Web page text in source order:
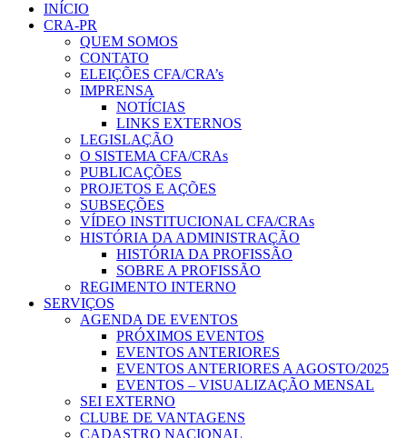
INÍCIO
CRA-PR
QUEM SOMOS
CONTATO
ELEIÇÕES CFA/CRA’s
IMPRENSA
NOTÍCIAS
LINKS EXTERNOS
LEGISLAÇÃO
O SISTEMA CFA/CRAs
PUBLICAÇÕES
PROJETOS E AÇÕES
SUBSEÇÕES
VÍDEO INSTITUCIONAL CFA/CRAs
HISTÓRIA DA ADMINISTRAÇÃO
HISTÓRIA DA PROFISSÃO
SOBRE A PROFISSÃO
REGIMENTO INTERNO
SERVIÇOS
AGENDA DE EVENTOS
PRÓXIMOS EVENTOS
EVENTOS ANTERIORES
EVENTOS ANTERIORES A AGOSTO/2025
EVENTOS – VISUALIZAÇÃO MENSAL
SEI EXTERNO
CLUBE DE VANTAGENS
CADASTRO NACIONAL